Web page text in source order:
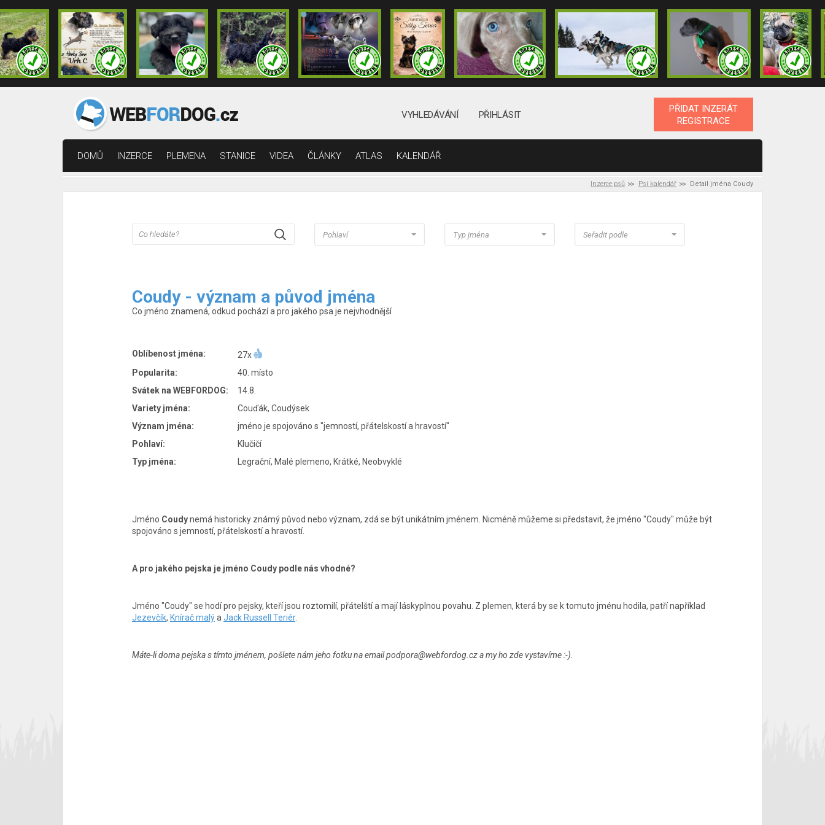
VYHLEDÁVÁNÍ PŘIHLÁSIT
PŘIDAT INZERÁT
REGISTRACE
DOMŮ INZERCE PLEMENA STANICE VIDEA ČLÁNKY ATLAS KALENDÁŘ
Inzerce psů Psí kalendář Detail jména Coudy
Pohlaví Typ jména Seřadit podle
Coudy - význam a původ jména
Co jméno znamená, odkud pochází a pro jakého psa je nejvhodnější
Oblíbenost jména:
27x
Popularita:
40. místo
Svátek na WEBFORDOG:
14.8.
Variety jména:
Couďák, Coudýsek
Význam jména:
jméno je spojováno s "jemností, přátelskostí a hravostí"
Pohlaví:
Klučičí
Typ jména:
Legrační, Malé plemeno, Krátké, Neobvyklé
Jméno Coudynemá historicky známý původ nebo význam, zdá se být unikátním jménem. Nicméně můžeme si představit, že jméno "Coudy" může být
spojováno s jemností, přátelskostí a hravostí.
A pro jakého pejska je jméno Coudy podle nás vhodné?
Jméno "Coudy" se hodí pro pejsky, kteří jsou roztomilí, přátelští a mají láskyplnou povahu. Z plemen, která by se k tomuto jménu hodila, patří například
Jezevčík, Knírač malýa Jack Russell Teriér.
Máte-li doma pejska s tímto jménem, pošlete nám jeho fotku na email podpora@webfordog.cz a my ho zde vystavíme :-).